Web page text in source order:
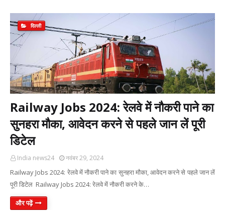
दिल्ली
Railway Jobs 2024: रेलवे में नौकरी पाने का
सुनहरा मौका, आवेदन करने से पहले जान लें पूरी
डिटेल
India news24 नवंबर 29, 2024
Railway Jobs 2024: रेलवे में नौकरी पाने का सुनहरा मौका, आवेदन करने से पहले जान लें
पूरी डिटेल Railway Jobs 2024: रेलवे में नौकरी करने के…
और पढ़ें